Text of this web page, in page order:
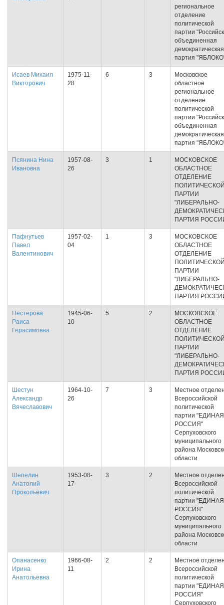
региональное
отделение
политической
партии
объединенная
демократическая
партия
Исаев Михаил
Викторович
1975-11-
28
6 3
Московское
областное
региональное
отделение
политической
партии
объединенная
демократическая
партия
Псянина Нина
Ивановна
1957-08-
26
3 1
МОСКОВСКОЕ
ОБЛАСТНОЕ
ОТДЕЛЕНИЕ
ПАРТИИ
"ЛИБЕРАЛЬНО-
ПАРТИЯ
Пафнутьев
Павел
Валентинович
1957-02-
04
1 3
МОСКОВСКОЕ
ОБЛАСТНОЕ
ОТДЕЛЕНИЕ
ПАРТИИ
"ЛИБЕРАЛЬНО-
ПАРТИЯ
Нестерова
Раиса
Герасимовна
1945-06-
10
5 2
МОСКОВСКОЕ
ОБЛАСТНОЕ
ОТДЕЛЕНИЕ
ПАРТИИ
"ЛИБЕРАЛЬНО-
ПАРТИЯ
Шестун
Александр
Вячеславович
1964-10-
26
7 3
Местное
Всероссийской
политической
партии "ЕДИНАЯ
РОССИЯ"
Серпуховского
муниципального
района
области
Шепелин
Анатолий
Прокопьевич
1953-08-
17
3 2
Местное
Всероссийской
политической
партии "ЕДИНАЯ
РОССИЯ"
Серпуховского
муниципального
района
области
Опанасенко
Ирина
Анатольевна
1966-08-
11
2 2
Местное
Всероссийской
политической
партии "ЕДИНАЯ
РОССИЯ"
Серпуховского